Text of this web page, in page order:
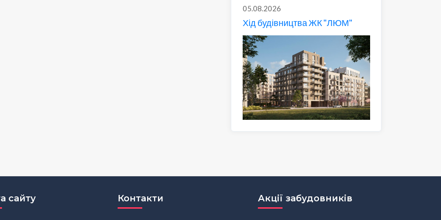
05.08.2026
Хід будівництва ЖК "ЛЮМ"
сайту Контакти Акції забудовників